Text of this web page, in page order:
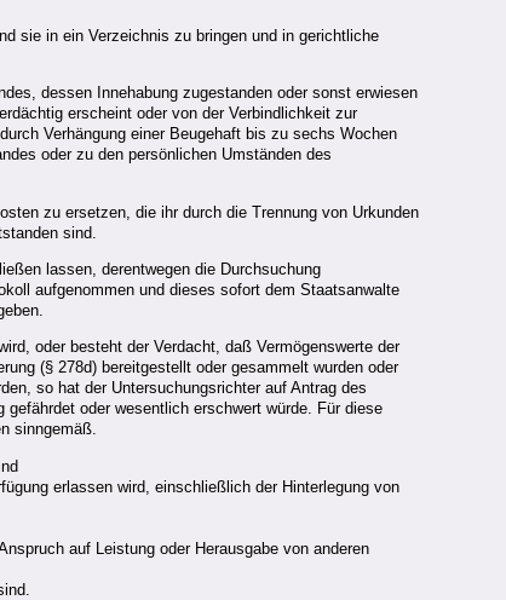
sie in ein Verzeichnis zu bringen und in gerichtliche
dessen Innehabung zugestanden oder sonst erwiesen
erscheint oder von der Verbindlichkeit zur
Verhängung einer Beugehaft bis zu sechs Wochen
oder zu den persönlichen Umständen des
zu ersetzen, die ihr durch die Trennung von Urkunden
sind.
lassen, derentwegen die Durchsuchung
aufgenommen und dieses sofort dem Staatsanwalte
oder besteht der Verdacht, daß Vermögenswerte der
(§ 278d) bereitgestellt oder gesammelt wurden oder
so hat der Untersuchungsrichter auf Antrag des
oder wesentlich erschwert würde. Für diese
sinngemäß.
erlassen wird, einschließlich der Hinterlegung von
auf Leistung oder Herausgabe von anderen